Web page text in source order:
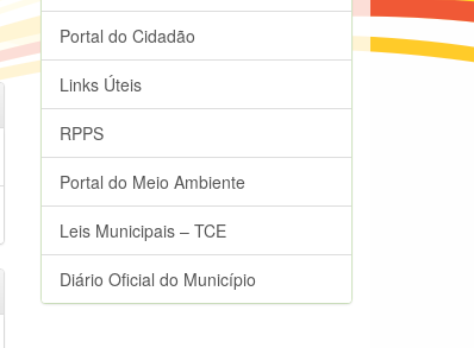
Portal do Cidadão
Links Úteis
RPPS
Portal do Meio Ambiente
Leis Municipais – TCE
Diário Oficial do Município